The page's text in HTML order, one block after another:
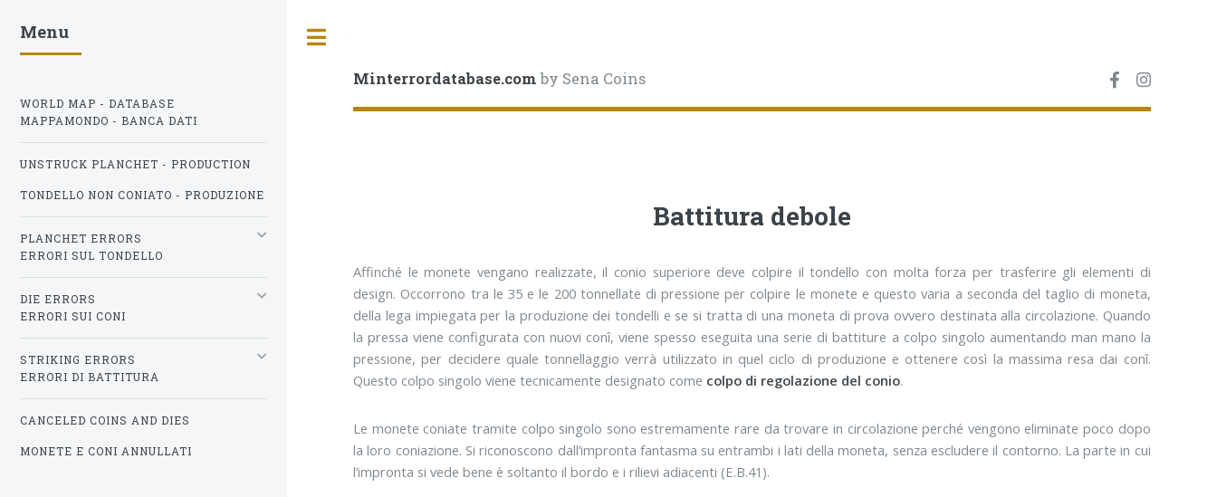
Minterrordatabase.comby Sena Coins
Battitura debole
Affinché le monete vengano realizzate, il conio superiore deve colpire il tondello con molta forza per trasferire gli elementi di
design. Occorrono tra le 35 e le 200 tonnellate di pressione per colpire le monete e questo varia a seconda del taglio di moneta,
della lega impiegata per la produzione dei tondelli e se si tratta di una moneta di prova ovvero destinata alla circolazione. Quando
la pressa viene configurata con nuovi conî, viene spesso eseguita una serie di battiture a colpo singolo aumentando man mano la
pressione, per decidere quale tonnellaggio verrà utilizzato in quel ciclo di produzione e ottenere così la massima resa dai conî.
Questo colpo singolo viene tecnicamente designato come colpo di regolazione del conio.
Le monete coniate tramite colpo singolo sono estremamente rare da trovare in circolazione perché vengono eliminate poco dopo
la loro coniazione. Si riconoscono dall’impronta fantasma su entrambi i lati della moneta, senza escludere il contorno. La parte in cui
l’impronta si vede bene è soltanto il bordo e i rilievi adiacenti (E.B.41).
Menu
WORLD MAP - DATABASE
MAPPAMONDO - BANCA DATI
UNSTRUCK PLANCHET - PRODUCTION
TONDELLO NON CONIATO - PRODUZIONE
PLANCHET ERRORS
ERRORI SUL TONDELLO
DIE ERRORS
ERRORI SUI CONI
STRIKING ERRORS
ERRORI DI BATTITURA
CANCELED COINS AND DIES
MONETE E CONI ANNULLATI